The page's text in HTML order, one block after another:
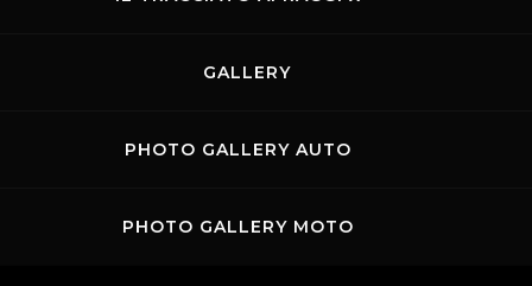
GALLERY
PHOTO GALLERY AUTO
PHOTO GALLERY MOTO